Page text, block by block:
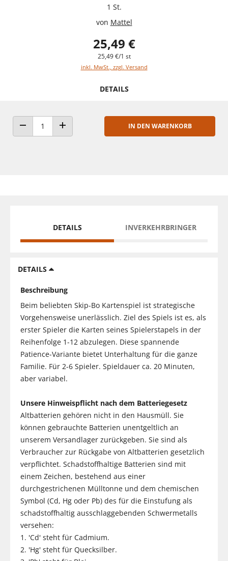
1 St.
von Mattel
25,49 €
25,49 €/1 st
inkl. MwSt., zzgl. Versand
DETAILS
ANZAHL VERRINGERNANZAHL ERHÖHEN
IN DEN WARENKORB
DETAILS INVERKEHRBRINGER
DETAILS
Beschreibung
Beim beliebten Skip-Bo Kartenspiel ist strategische
Vorgehensweise unerlässlich. Ziel des Spiels ist es, als
erster Spieler die Karten seines Spielerstapels in der
Reihenfolge 1-12 abzulegen. Diese spannende
Patience-Variante bietet Unterhaltung für die ganze
Familie. Für 2-6 Spieler. Spieldauer ca. 20 Minuten,
aber variabel.
Unsere Hinweispflicht nach dem Batteriegesetz
Altbatterien gehören nicht in den Hausmüll. Sie
können gebrauchte Batterien unentgeltlich an
unserem Versandlager zurückgeben. Sie sind als
Verbraucher zur Rückgabe von Altbatterien gesetzlich
verpflichtet. Schadstoffhaltige Batterien sind mit
einem Zeichen, bestehend aus einer
durchgestrichenen Mülltonne und dem chemischen
Symbol (Cd, Hg oder Pb) des für die Einstufung als
schadstoffhaltig ausschlaggebenden Schwermetalls
versehen:
1. 'Cd' steht für Cadmium.
2. 'Hg' steht für Quecksilber.